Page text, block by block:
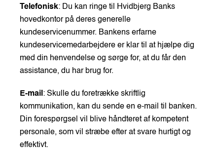
Telefonisk: Du kan ringe til Hvidbjerg Banks
hovedkontor på deres generelle
kundeservicenummer. Bankens erfarne
kundeservicemedarbejdere er klar til at hjælpe dig
med din henvendelse og sørge for, at du får den
assistance, du har brug for.
E-mail: Skulle du foretrække skriftlig
kommunikation, kan du sende en e-mail til banken.
Din forespørgsel vil blive håndteret af kompetent
personale, som vil stræbe efter at svare hurtigt og
effektivt.